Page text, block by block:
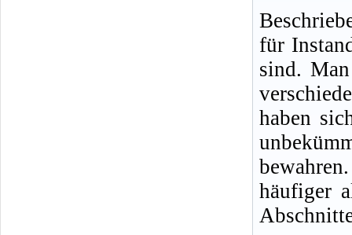
für
sind.
haben
häufiger